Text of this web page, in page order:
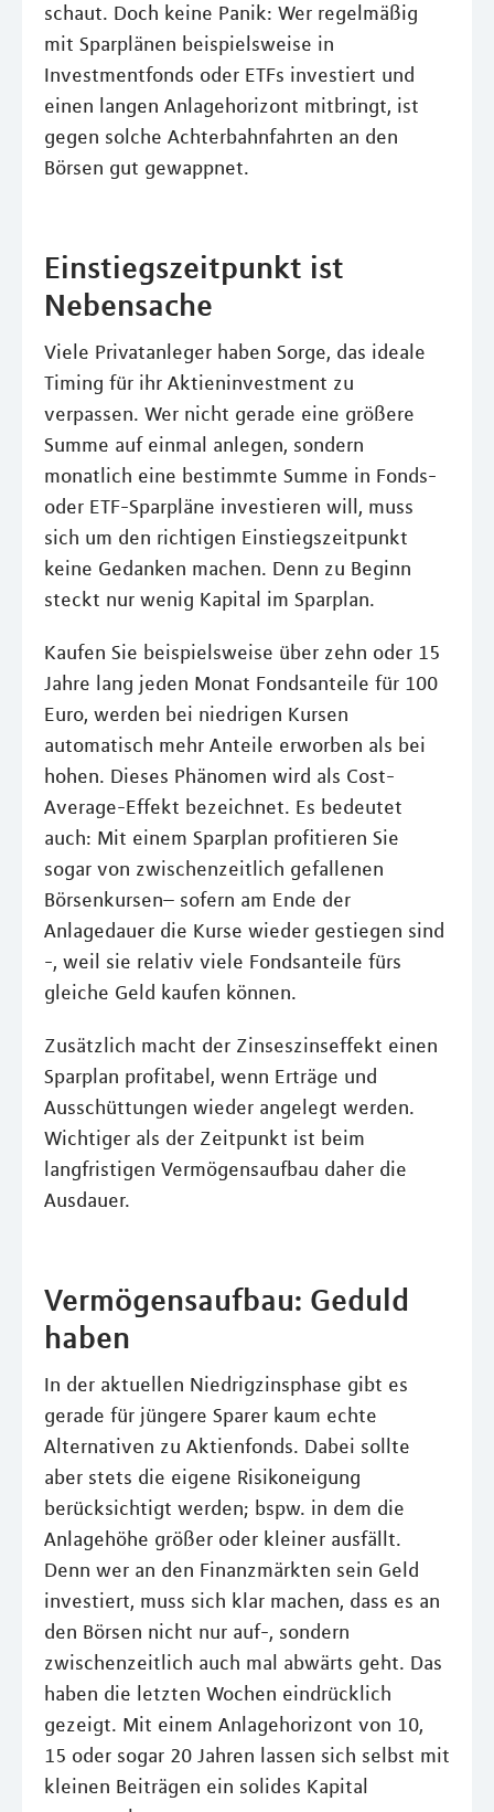
schaut. Doch keine Panik: Wer regelmäßig
mit Sparplänen beispielsweise in
Investmentfonds oder ETFs investiert und
einen langen Anlagehorizont mitbringt, ist
gegen solche Achterbahnfahrten an den
Börsen gut gewappnet.
Einstiegszeitpunkt ist
Nebensache
Viele Privatanleger haben Sorge, das ideale
Timing für ihr Aktieninvestment zu
verpassen. Wer nicht gerade eine größere
Summe auf einmal anlegen, sondern
monatlich eine bestimmte Summe in Fonds-
oder ETF-Sparpläne investieren will, muss
sich um den richtigen Einstiegszeitpunkt
keine Gedanken machen. Denn zu Beginn
steckt nur wenig Kapital im Sparplan.
Kaufen Sie beispielsweise über zehn oder 15
Jahre lang jeden Monat Fondsanteile für 100
Euro, werden bei niedrigen Kursen
automatisch mehr Anteile erworben als bei
hohen. Dieses Phänomen wird als Cost-
Average-Effekt bezeichnet. Es bedeutet
auch: Mit einem Sparplan profitieren Sie
sogar von zwischenzeitlich gefallenen
Börsenkursen– sofern am Ende der
Anlagedauer die Kurse wieder gestiegen sind
-, weil sie relativ viele Fondsanteile fürs
gleiche Geld kaufen können.
Zusätzlich macht der Zinseszinseffekt einen
Sparplan profitabel, wenn Erträge und
Ausschüttungen wieder angelegt werden.
Wichtiger als der Zeitpunkt ist beim
langfristigen Vermögensaufbau daher die
Ausdauer.
Vermögensaufbau: Geduld
haben
In der aktuellen Niedrigzinsphase gibt es
gerade für jüngere Sparer kaum echte
Alternativen zu Aktienfonds. Dabei sollte
aber stets die eigene Risikoneigung
berücksichtigt werden; bspw. in dem die
Anlagehöhe größer oder kleiner ausfällt.
Denn wer an den Finanzmärkten sein Geld
investiert, muss sich klar machen, dass es an
den Börsen nicht nur auf-, sondern
zwischenzeitlich auch mal abwärts geht. Das
haben die letzten Wochen eindrücklich
gezeigt. Mit einem Anlagehorizont von 10,
15 oder sogar 20 Jahren lassen sich selbst mit
kleinen Beiträgen ein solides Kapital